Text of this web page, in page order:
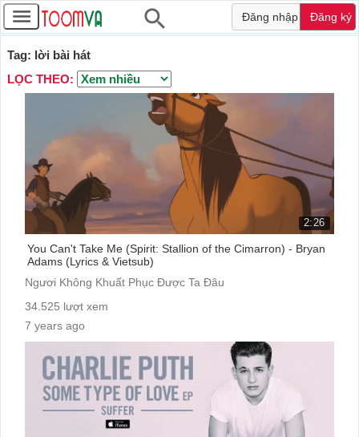
Đăng nhập Đăng ký
Tag: lời bài hát
LỌC THEO:
2:26
You Can't Take Me (Spirit: Stallion of the Cimarron) - Bryan
Adams (Lyrics & Vietsub)
Ngươi Không Khuất Phục Được Ta Đâu
34.525 lượt xem
7 years ago
cc: